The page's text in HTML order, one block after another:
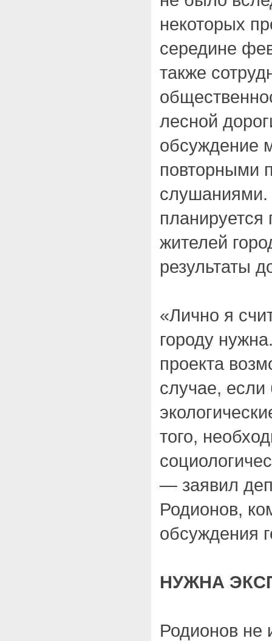
некоторых
середине
также
лесной
обсуждение
повторными
слушаниями.
планируется
жителей
результаты
«Лично я
городу
проекта
случае,
того,
— заявил
Родионов,
обсуждения
НУЖНА
Родионов не